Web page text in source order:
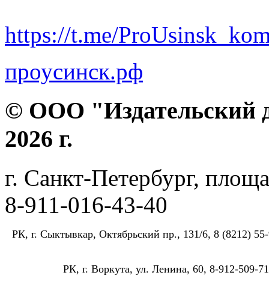
https://t.me/
проусинск.рф
© ООО "Издательский
2026 г.
г. Санкт-Петербург,
8-911-016-43-40
РК, г. Сыктывкар, Октябрьский пр., 131/6, 8 (8212)
РК, г. Воркута, ул. Ленина, 60, 8-912-509-